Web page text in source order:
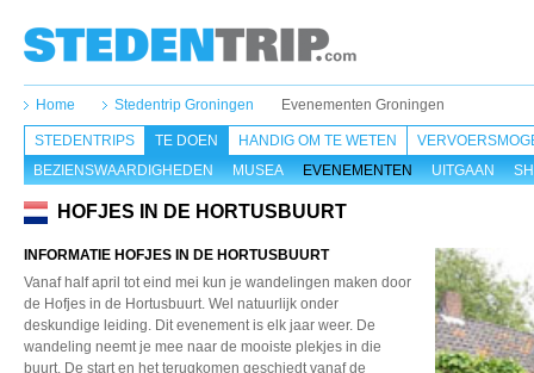
Home Stedentrip Groningen Evenementen Groningen
STEDENTRIPS
TE DOEN
BEZIENSWAARDIGHEDEN
MUSEA EVENEMENTEN UITGAAN
HANDIG OM TE WETEN
HOFJES IN DE HORTUSBUURT
INFORMATIE HOFJES IN DE HORTUSBUURT
Vanaf half april tot eind mei kun je wandelingen maken door
de Hofjes in de Hortusbuurt. Wel natuurlijk onder
deskundige leiding. Dit evenement is elk jaar weer. De
wandeling neemt je mee naar de mooiste plekjes in die
buurt. De start en het terugkomen geschiedt vanaf de